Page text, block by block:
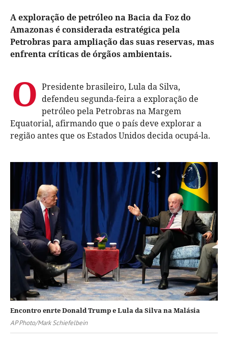
A exploração de petróleo na Bacia da Foz do
Amazonas é considerada estratégica pela
Petrobras para ampliação das suas reservas, mas
enfrenta críticas de órgãos ambientais.
O Presidente brasileiro, Lula da Silva,
defendeu segunda-feira a exploração de
petróleo pela Petrobras na Margem
Equatorial, afirmando que o país deve explorar a
região antes que os Estados Unidos decida ocupá-la.
Encontro enrte Donald Trump e Lula da Silva na Malásia
AP Photo/Mark Schiefelbein